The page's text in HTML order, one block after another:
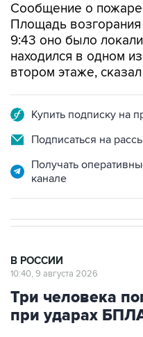
Сообщение о пожаре
Площадь возгорания
9:43 оно было
находился в одном
втором этаже,
Купить подписку на
Подписаться на
Получать
канале
В РОССИИ
10:40, 9 августа 2026
Три человека
при ударах